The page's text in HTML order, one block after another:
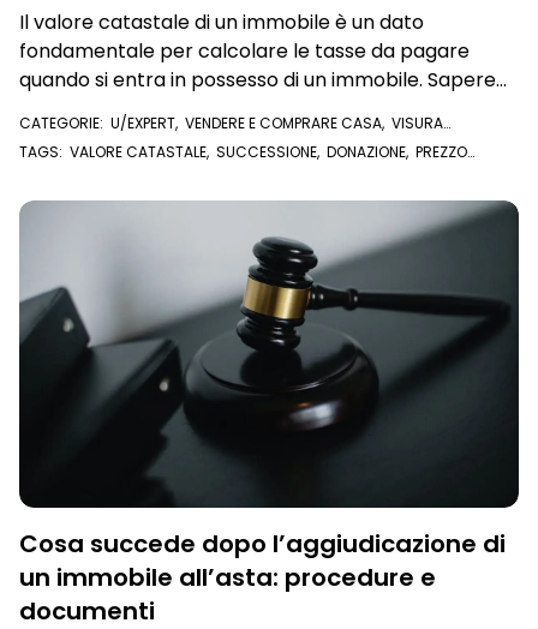
Il valore catastale di un immobile è un dato
fondamentale per calcolare le tasse da pagare
quando si entra in possesso di un immobile. Sapere
cos'è e dove trovarlo è importante per prendere
decisioni informate in caso di compravendite
immobiliari, donazioni e successioni.
CATEGORIE: U/EXPERT, VENDERE E COMPRARE CASA, VISURA
CATASTALE
TAGS: VALORE CATASTALE, SUCCESSIONE, DONAZIONE, PREZZO
Cosa succede dopo l’aggiudicazione di
un immobile all’asta: procedure e
documenti